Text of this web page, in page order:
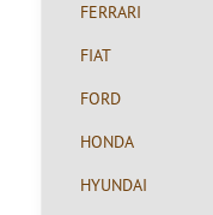
FERRARI
FIAT
FORD
HONDA
HYUNDAI